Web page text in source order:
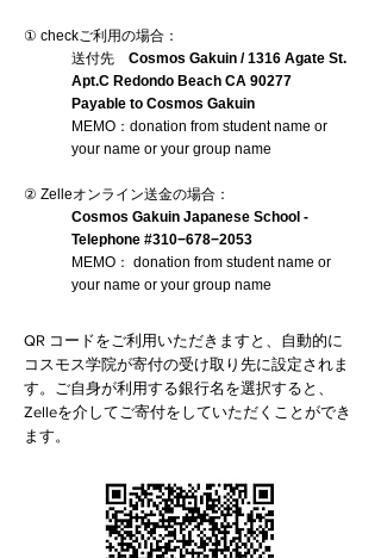
① checkご利用の場合：
送付先 Cosmos Gakuin / 1316 Agate St.
Apt.C Redondo Beach CA 90277
Payable to Cosmos Gakuin
MEMO：donation from student name or
your name or your group name
② Zelleオンライン送金の場合：
Cosmos Gakuin Japanese School -
Telephone #310−678−2053
MEMO： donation from student name or
your name or your group name
QR コードをご利用いただきますと、自動的に
コスモス学院が寄付の受け取り先に設定されま
す。ご自身が利用する銀行名を選択すると、
Zelleを介してご寄付をしていただくことができ
ます。